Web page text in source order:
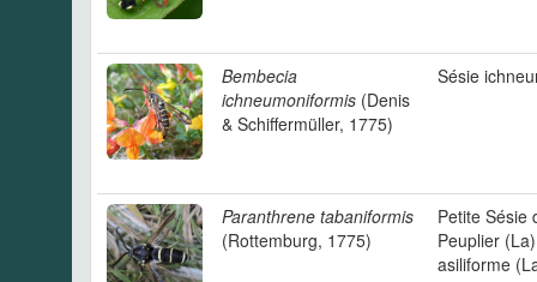
Bembecia
ichneumoniformis (Denis
& Schiffermüller, 1775)
Sésie
Paranthrene tabaniformis
(Rottemburg, 1775)
Petite Sésie
Peuplier
asiliforme